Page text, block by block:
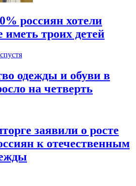
россиян хотели
иметь троих детей
одежды и обуви в
на четверть
заявили о росте
к отечественным